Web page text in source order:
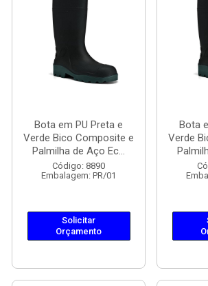
Bota em PU Preta e
Verde Bico Composite e
Palmilha de Aço Ec...
Código: 8890
Embalagem: PR/01
Solicitar
Orçamento
Bota
Verde